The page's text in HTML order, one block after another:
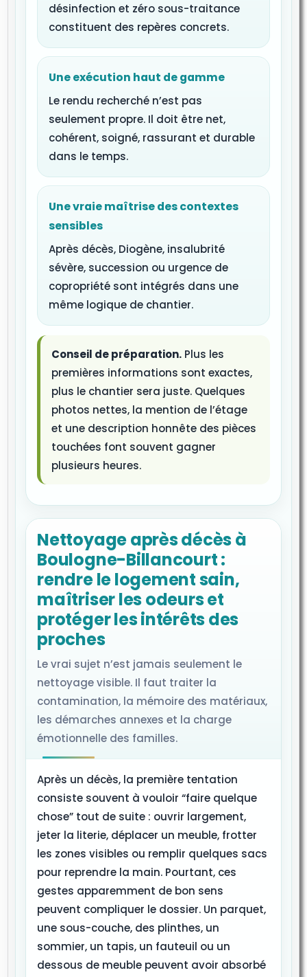
désinfection et zéro sous-traitance
constituent des repères concrets.
Une exécution haut de gamme
Le rendu recherché n’est pas
seulement propre. Il doit être net,
cohérent, soigné, rassurant et durable
dans le temps.
Une vraie maîtrise des contextes
sensibles
Après décès, Diogène, insalubrité
sévère, succession ou urgence de
copropriété sont intégrés dans une
même logique de chantier.
Conseil de préparation. Plus les
premières informations sont exactes,
plus le chantier sera juste. Quelques
photos nettes, la mention de l’étage
et une description honnête des pièces
touchées font souvent gagner
plusieurs heures.
Nettoyage après décès à
Boulogne-Billancourt :
rendre le logement sain,
maîtriser les odeurs et
protéger les intérêts des
proches
Le vrai sujet n’est jamais seulement le
nettoyage visible. Il faut traiter la
contamination, la mémoire des matériaux,
les démarches annexes et la charge
émotionnelle des familles.
Après un décès, la première tentation
consiste souvent à vouloir “faire quelque
chose” tout de suite : ouvrir largement,
jeter la literie, déplacer un meuble, frotter
les zones visibles ou remplir quelques sacs
pour reprendre la main. Pourtant, ces
gestes apparemment de bon sens
peuvent compliquer le dossier. Un parquet,
une sous-couche, des plinthes, un
sommier, un tapis, un fauteuil ou un
dessous de meuble peuvent avoir absorbé